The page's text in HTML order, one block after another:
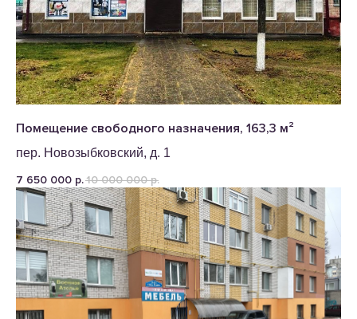
Помещение свободного назначения, 163,3 м²
пер. Новозыбковский, д. 1
7 650 000 р.10 000 000 р.